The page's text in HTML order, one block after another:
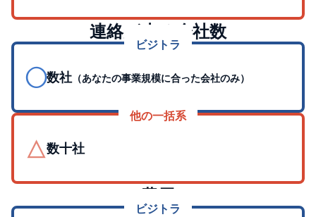
連絡が来る会社数
ビジトラ
◯数社 （あなたの事業規模に合った会社のみ）
他の一括系
△数十社
費用
ビジトラ